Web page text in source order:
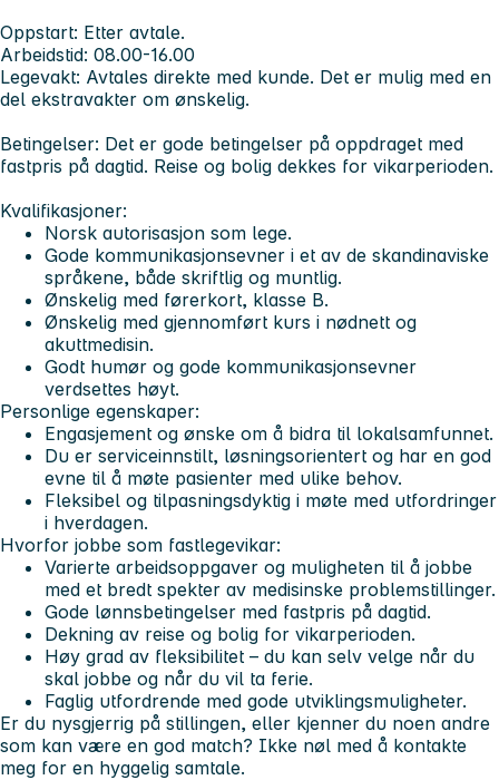
Oppstart: Etter avtale.
Arbeidstid: 08.00-16.00
Legevakt: Avtales direkte med kunde. Det er mulig med en
del ekstravakter om ønskelig.
Betingelser: Det er gode betingelser på oppdraget med
fastpris på dagtid. Reise og bolig dekkes for vikarperioden.
Kvalifikasjoner:
Norsk autorisasjon som lege.
Gode kommunikasjonsevner i et av de skandinaviske
språkene, både skriftlig og muntlig.
Ønskelig med førerkort, klasse B.
Ønskelig med gjennomført kurs i nødnett og
akuttmedisin.
Godt humør og gode kommunikasjonsevner
verdsettes høyt.
Personlige egenskaper:
Engasjement og ønske om å bidra til lokalsamfunnet.
Du er serviceinnstilt, løsningsorientert og har en god
evne til å møte pasienter med ulike behov.
Fleksibel og tilpasningsdyktig i møte med utfordringer
i hverdagen.
Hvorfor jobbe som fastlegevikar:
Varierte arbeidsoppgaver og muligheten til å jobbe
med et bredt spekter av medisinske problemstillinger.
Gode lønnsbetingelser med fastpris på dagtid.
Dekning av reise og bolig for vikarperioden.
Høy grad av fleksibilitet – du kan selv velge når du
skal jobbe og når du vil ta ferie.
Faglig utfordrende med gode utviklingsmuligheter.
Er du nysgjerrig på stillingen, eller kjenner du noen andre
som kan være en god match? Ikke nøl med å kontakte
meg for en hyggelig samtale.